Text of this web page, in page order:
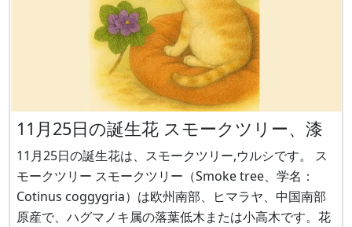
11月25日の誕生花 スモークツリー、漆
11月25日の誕生花は、スモークツリー,ウルシです。 ス
モークツリー スモークツリー（Smoke tree、学名：
Cotinus coggygria）は欧州南部、ヒマラヤ、中国南部
原産で、ハグマノキ属の落葉低木または小高木です。花